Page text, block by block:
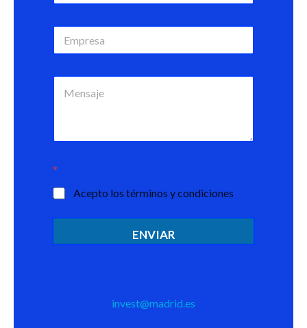
*
Acepto los términos y condiciones
ENVIAR
invest@madrid.es